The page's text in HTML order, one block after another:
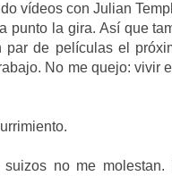
vídeos con Julian
la gira. Así que
de películas el
No me quejo: vivir
suizos no me